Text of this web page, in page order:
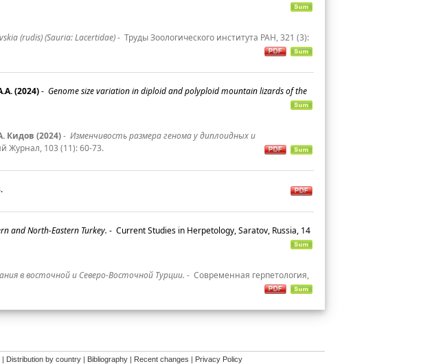
(rudis) (Sauria: Lacertidae)- Труды Зоологического института РАН, 321 (3):
(2024)- Genome size variation in diploid and polyploid mountain lizards of the
Кидов (2024)- Изменчивость размера генома у диплоидных и
Журнал, 103 (11): 60-73.
and North-Eastern Turkey. - Current Studies in Herpetology, Saratov, Russia, 14
в восточной и Северо-Восточной Турции. - Современная герпетология,
Distribution by country| Bibliography| Recent changes Privacy Policy